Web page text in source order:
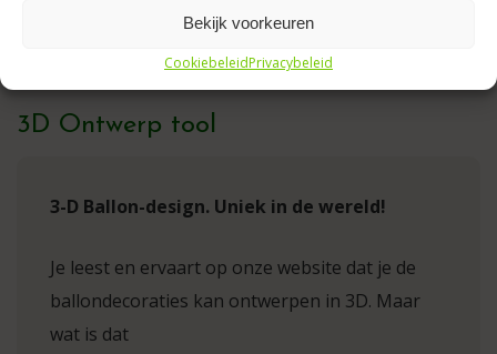
Bekijk voorkeuren
CookiebeleidPrivacybeleid
3D Ontwerp tool
3-D Ballon-design. Uniek in de wereld!
Je leest en ervaart op onze website dat je de
ballondecoraties kan ontwerpen in 3D. Maar
wat is dat